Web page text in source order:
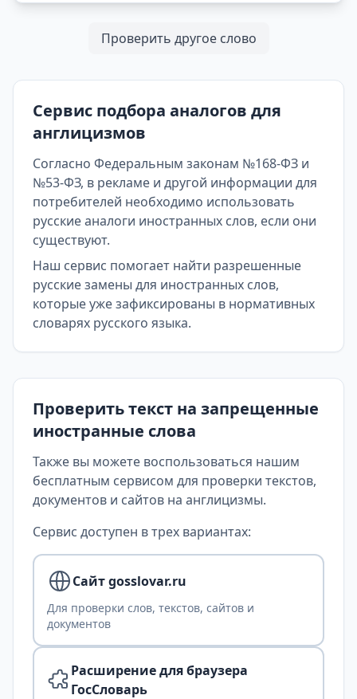
Проверить другое слово
Сервис подбора аналогов для
англицизмов
Согласно Федеральным законам №168-ФЗ и
№53-ФЗ, в рекламе и другой информации для
потребителей необходимо использовать
русские аналоги иностранных слов, если они
существуют.
Наш сервис помогает найти разрешенные
русские замены для иностранных слов,
которые уже зафиксированы в нормативных
словарях русского языка.
Проверить текст на запрещенные
иностранные слова
Также вы можете воспользоваться нашим
бесплатным сервисом для проверки текстов,
документов и сайтов на англицизмы.
Сервис доступен в трех вариантах:
Сайт gosslovar.ru
Для проверки слов, текстов, сайтов и
документов
Расширение для браузера
ГосСловарь